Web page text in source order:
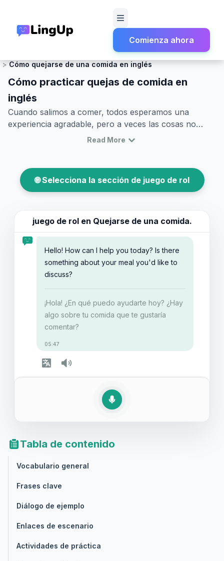
Comienza ahora
Restaurantes y Comida
Cómo quejarse de una comida en inglés
Cómo practicar quejas de comida en
inglés
Cuando salimos a comer, todos esperamos una
experiencia agradable, pero a veces las cosas no
salen como planeado. Ya sea que la comida no
comida puede ser invaluable. En este artículo,
aprenderás a comunicar efectivamente tus inquietudes
diálogos de quejas en restaurantes. Practicar estas
quejas en juegos de rol de restaurantes para
estudiantes de inglés puede aumentar tu confianza,
facilitando el manejo de tales situaciones en la vida
real. Recuerda, cometer errores es parte del proceso
de aprendizaje, ¡así que sumerjámonos y empecemos
Read More
🌐 Selecciona la sección de juego de rol
juego de rol en Quejarse de una comida.
Hello! How can I help you today? Is there
something about your meal you'd like to
discuss?
¡Hola! ¿En qué puedo ayudarte hoy? ¿Hay
algo sobre tu comida que te gustaría
comentar?
05:47
Tabla de contenido
Vocabulario general
Frases clave
Diálogo de ejemplo
Enlaces de escenario
Actividades de práctica